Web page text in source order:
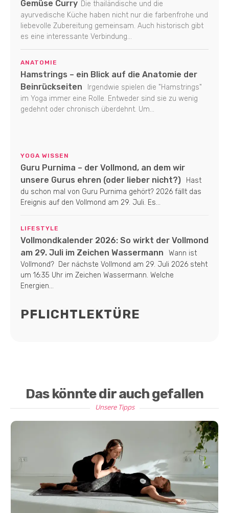
Gemüse Curry Die thailändische und die
ayurvedische Küche haben nicht nur die farbenfrohe und
liebevolle Zubereitung gemeinsam. Auch historisch gibt
es eine interessante Verbindung...
ANATOMIE
Hamstrings – ein Blick auf die Anatomie der
Beinrückseiten
Irgendwie spielen die "Hamstrings"
im Yoga immer eine Rolle. Entweder sind sie zu wenig
gedehnt oder chronisch überdehnt. Um...
YOGA WISSEN
Guru Purnima – der Vollmond, an dem wir
unsere Gurus ehren (oder lieber nicht?)
Hast
du schon mal von Guru Purnima gehört? 2026 fällt das
Ereignis auf den Vollmond am 29. Juli. Es...
LIFESTYLE
Vollmondkalender 2026: So wirkt der Vollmond
am 29. Juli im Zeichen Wassermann
Wann ist
Vollmond? Der nächste Vollmond am 29. Juli 2026 steht
um 16:35 Uhr im Zeichen Wassermann. Welche
Energien...
PFLICHTLEKTÜRE
Das könnte dir auch gefallen
Unsere Tipps